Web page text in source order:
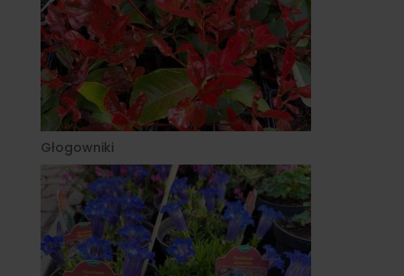
Głogowniki